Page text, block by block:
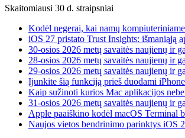
Skaitomiausi 30 d. straipsniai
Kodėl negerai, kai namų
iOS 27 pristato Trust Insights: išmaniąją
30-osios 2026 metų savaitės naujienų ir
28-osios 2026 metų savaitės naujienų ir
29-osios 2026 metų savaitės naujienų ir
Įjunkite šią funkciją prieš duodami
Kaip sužinoti kurios Mac aplikacijos
31-osios 2026 metų savaitės naujienų ir
Apple paaiškino kodėl macOS Terminal
Naujos vietos bendrinimo parinktys iOS